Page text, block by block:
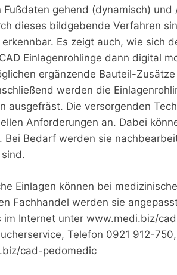
Fußdaten gehend (dynamisch)
dieses bildgebende Verfahren
Es zeigt auch, wie sich
Einlagenrohlinge dann digital
ergänzende Bauteil-
werden die
ausgefräst. Die versorgenden
Anforderungen an. Dabei
Bei Bedarf werden sie
Einlagen können bei
Fachhandel werden sie
im Internet unter www.medi.biz/
Telefon 0921 912-
cad-pedomedic